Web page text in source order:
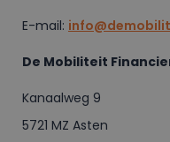
E-mail:
De Mobiliteit
Kanaalweg 9
5721 MZ Asten